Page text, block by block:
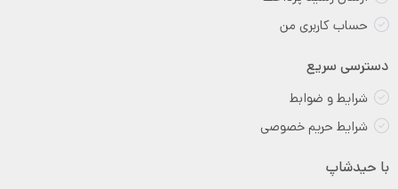
حساب کاربری من
دسترسی سریع
شرایط و ضوابط
شرایط حریم خصوصی
با حیدشاپ